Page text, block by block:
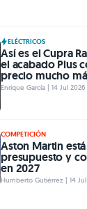
ELÉCTRICOS
Así es el Cupra
el acabado Plus
precio mucho
Enrique García | 14 Jul 2026
COMPETICIÓN
Aston Martin
presupuesto y
en 2027
Humberto Gutiérrez | 14